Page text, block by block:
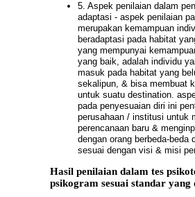
5. Aspek penilaian dalam
adaptasi - aspek penilaian
merupakan kemampuan
beradaptasi pada habitat
yang mempunyai
yang baik, adalah individu
masuk pada habitat yang
sekalipun, & bisa membuat
untuk suatu destination.
pada penyesuaian diri ini
perusahaan / institusi untuk
perencanaan baru &
dengan orang berbeda-beda
sesuai dengan visi & misi
Hasil penilaian dalam tes
psikogram sesuai standar yang